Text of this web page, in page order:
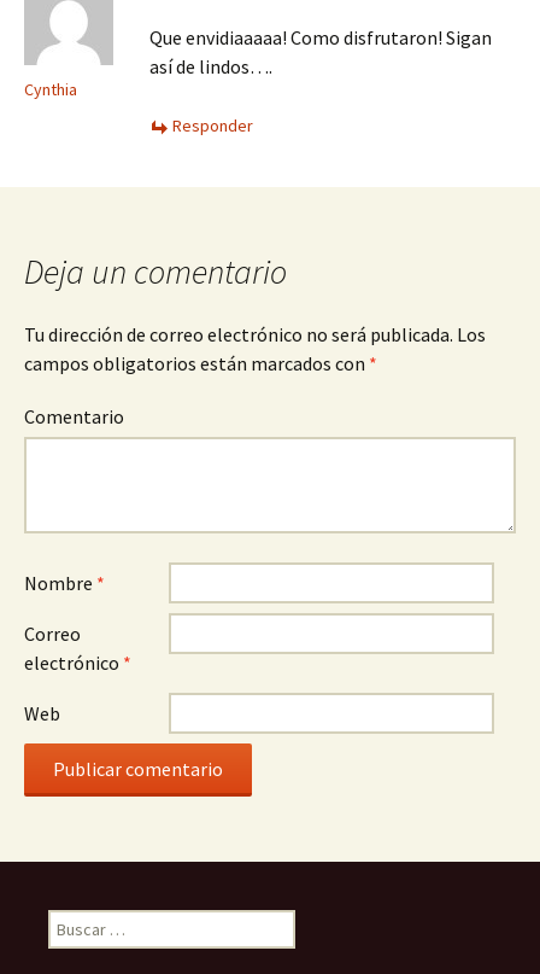
Cynthia
Que envidiaaaaa! Como disfrutaron! Sigan
así de lindos….
Responder
Deja un comentario
Tu dirección de correo electrónico no será publicada. Los
campos obligatorios están marcados con *
Comentario
Nombre *
Correo
electrónico *
Web
B
u